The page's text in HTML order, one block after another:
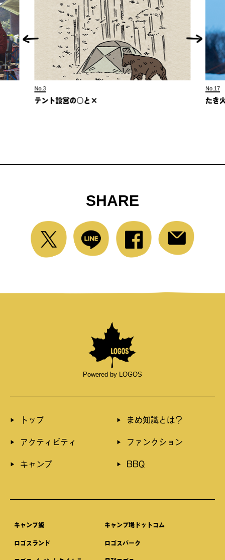
No.3
テント設営の○と×
No.17
たき
SHARE
トップ まめ知識とは？
アクティビティ ファンクション
キャンプ BBQ
Powered by LOGOS
キャンプ飯 キャンプ場ドットコム
ロゴスランド ロゴスパーク